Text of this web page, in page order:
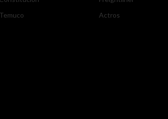
Temuco
Actros